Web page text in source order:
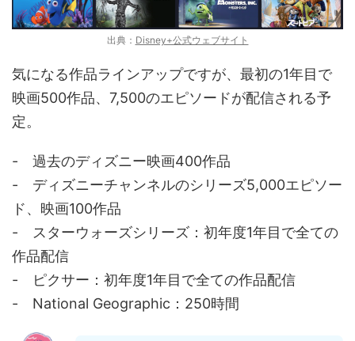
出典： Disney+公式ウェブサイト
気になる作品ラインアップですが、最初の1年目で
映画500作品、7,500のエピソードが配信される予
定。
- 過去のディズニー映画400作品
- ディズニーチャンネルのシリーズ5,000エピソー
ド、映画100作品
- スターウォーズシリーズ：初年度1年目で全ての
作品配信
- ピクサー：初年度1年目で全ての作品配信
- National Geographic：250時間